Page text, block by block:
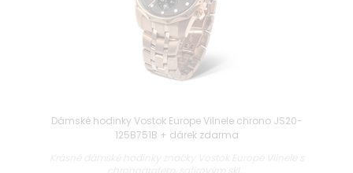
Dámské hodinky Vostok Europe Vilnele chrono JS20-
125B751B + dárek zdarma